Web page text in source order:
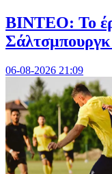
ΒΙΝΤΕΟ: Το
Σάλτσμπουργκ
06-08-2026 21:09